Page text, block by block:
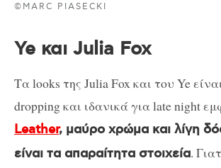
©MARC PIASECKI
Ye και Julia Fox
Τα looks της Julia Fox και του Ye
dropping και ιδανικά για late night
Leather, μαύρο χρώμα και λίγη
είναι τα απαραίτητα στοιχεία.